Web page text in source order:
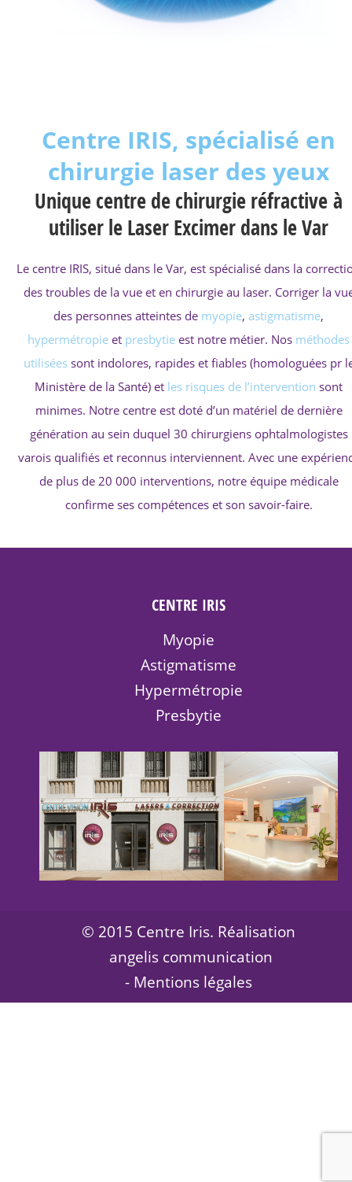
Centre IRIS, spécialisé en
chirurgie laser des yeux
Unique centre de chirurgie réfractive à
utiliser le Laser Excimer dans le Var
Le centre IRIS, situé dans le Var, est spécialisé dans la
des troubles de la vue et en chirurgie au laser. Corriger la
des personnes atteintes de myopie, astigmatisme,
hypermétropie et presbytie est notre métier. Nos méthodes
utiliséessont indolores, rapides et fiables (homologuées pr
Ministère de la Santé) et les risques de l’intervention sont
minimes. Notre centre est doté d’un matériel de dernière
génération au sein duquel 30 chirurgiens ophtalmologistes
varois qualifiés et reconnus interviennent. Avec une
de plus de 20 000 interventions, notre équipe médicale
confirme ses compétences et son savoir-faire.
CENTRE IRIS
Myopie
Astigmatisme
Hypermétropie
Presbytie
© 2015 Centre Iris. Réalisation
angelis communication
- Mentions légales